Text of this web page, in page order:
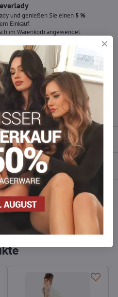
und genießen Sie einen 5 %
Einkauf.
im Warenkorb angewendet.
bestellen ?
wir füllen die Ware für Sie
Reddit LinkedIn WhatsApp
mail